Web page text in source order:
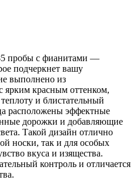
пробы с фианитами —
подчеркнет вашу
выполнено из
ярким красным оттенком,
и блистательный
расположены эффектные
дорожки и добавляющие
Такой дизайн отлично
носки, так и для особых
вкуса и изящества.
контроль и отличается